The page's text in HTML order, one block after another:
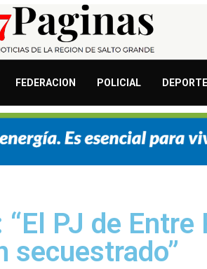
FEDERACION POLICIAL
PJ de
secuestrado”